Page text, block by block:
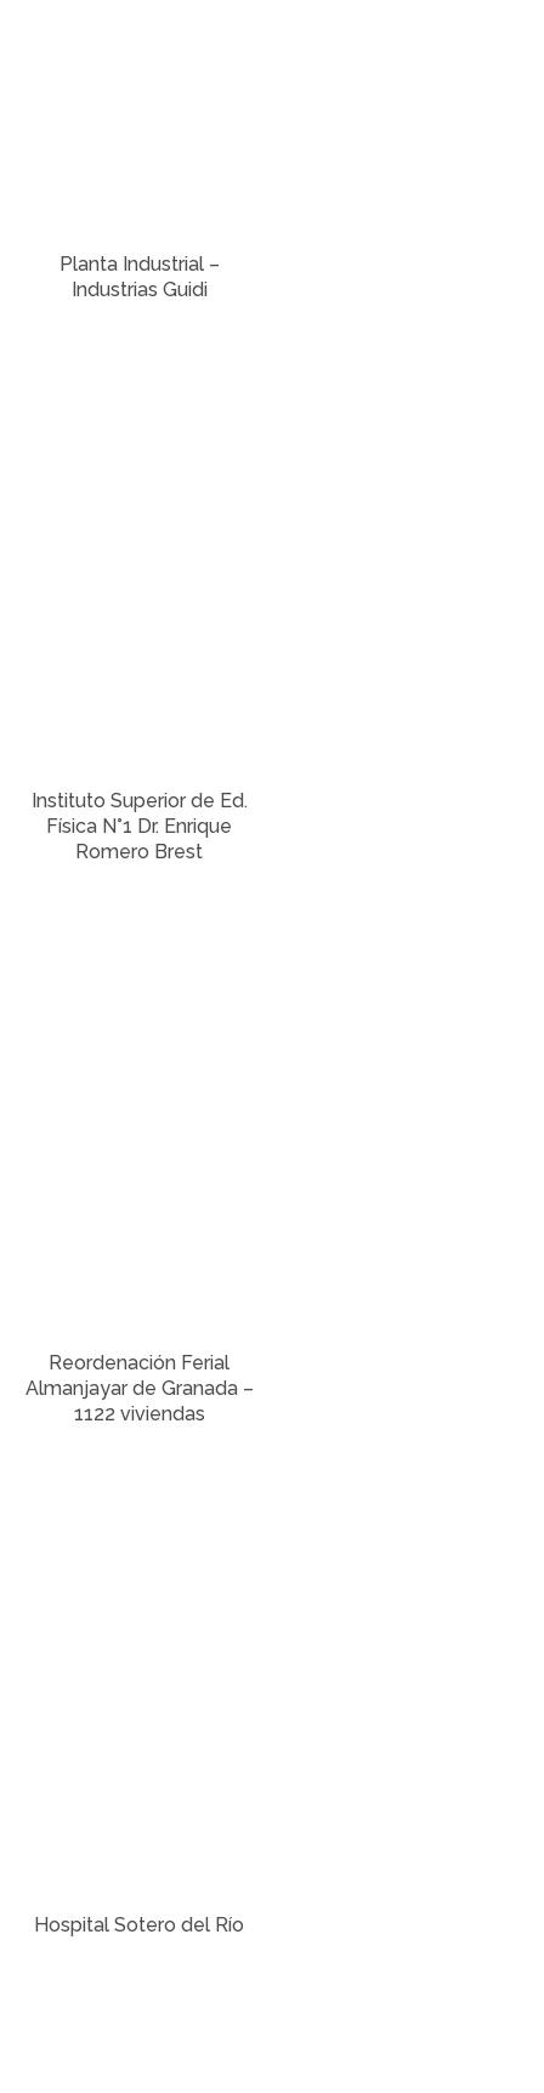
Planta Industrial –
Industrias Guidi
Instituto Superior de Ed.
Física N°1 Dr. Enrique
Romero Brest
Reordenación Ferial
Almanjayar de Granada –
1122 viviendas
Hospital Sotero del Río